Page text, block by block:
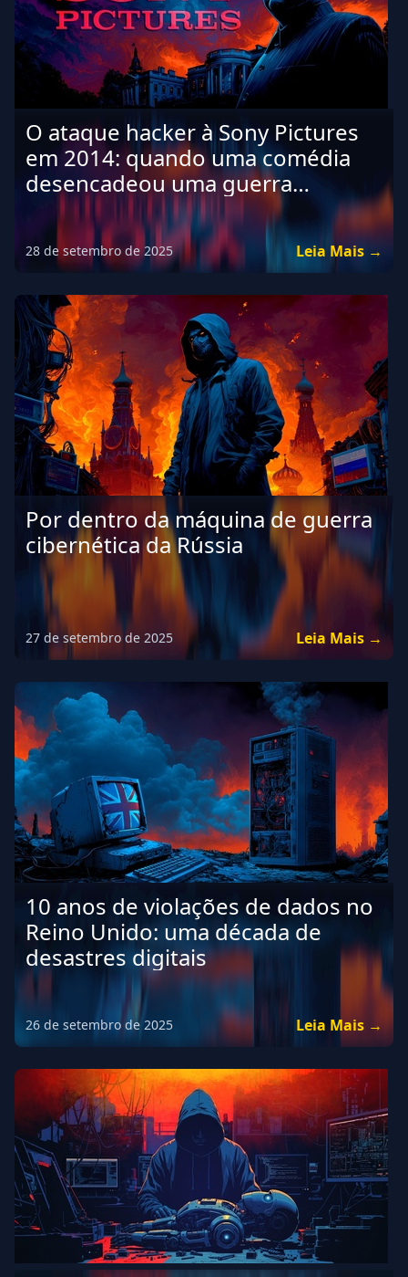
O ataque hacker à Sony Pictures
em 2014: quando uma comédia
desencadeou uma guerra
cibernética.
28 de setembro de 2025 Leia Mais →
Por dentro da máquina de guerra
cibernética da Rússia
27 de setembro de 2025 Leia Mais →
10 anos de violações de dados no
Reino Unido: uma década de
desastres digitais
26 de setembro de 2025 Leia Mais →